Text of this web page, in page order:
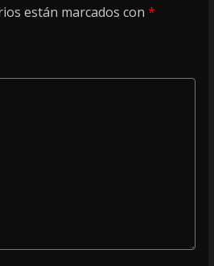
están marcados con *